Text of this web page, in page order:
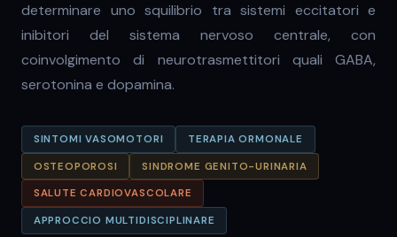
determinare uno squilibrio tra sistemi eccitatori e
inibitori del sistema nervoso centrale, con
coinvolgimento di neurotrasmettitori quali GABA,
serotonina e dopamina.
SINTOMI VASOMOTORI TERAPIA ORMONALE
OSTEOPOROSI SINDROME GENITO-URINARIA
SALUTE CARDIOVASCOLARE
APPROCCIO MULTIDISCIPLINARE